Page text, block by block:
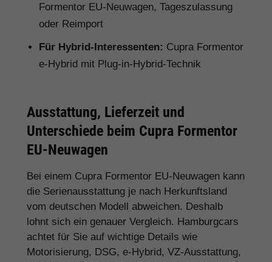
Formentor EU-Neuwagen, Tageszulassung
oder Reimport
Für Hybrid-Interessenten: Cupra Formentor
e-Hybrid mit Plug-in-Hybrid-Technik
Ausstattung, Lieferzeit und
Unterschiede beim Cupra Formentor
EU-Neuwagen
Bei einem Cupra Formentor EU-Neuwagen kann
die Serienausstattung je nach Herkunftsland
vom deutschen Modell abweichen. Deshalb
lohnt sich ein genauer Vergleich. Hamburgcars
achtet für Sie auf wichtige Details wie
Motorisierung, DSG, e-Hybrid, VZ-Ausstattung,